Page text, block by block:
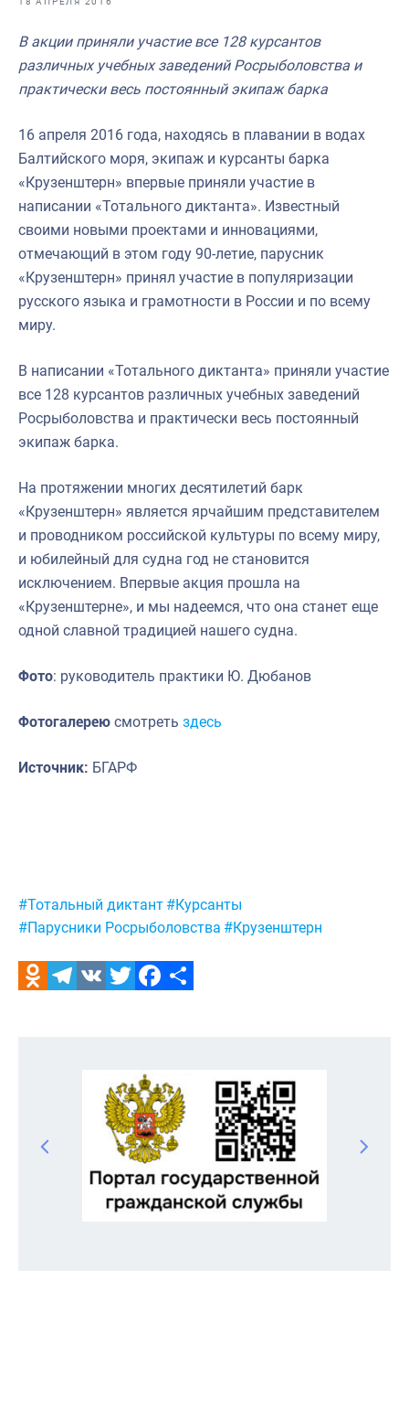
Выставки и конференции
Научно-практическая литература
Отрасль в цифрах
Инфографика
Укрепление духовно-нравственных ценностей
События в России и мире
В акции приняли участие все 128 курсантов
различных учебных заведений Росрыболовства и
практически весь постоянный экипаж барка
16 апреля 2016 года, находясь в плавании в водах
Балтийского моря, экипаж и курсанты барка
«Крузенштерн» впервые приняли участие в
написании «Тотального диктанта». Известный
своими новыми проектами и инновациями,
отмечающий в этом году 90-летие, парусник
«Крузенштерн» принял участие в популяризации
русского языка и грамотности в России и по всему
миру.
В написании «Тотального диктанта» приняли участие
все 128 курсантов различных учебных заведений
Росрыболовства и практически весь постоянный
экипаж барка.
На протяжении многих десятилетий барк
«Крузенштерн» является ярчайшим представителем
и проводником российской культуры по всему миру,
и юбилейный для судна год не становится
исключением. Впервые акция прошла на
«Крузенштерне», и мы надеемся, что она станет еще
одной славной традицией нашего судна.
Фото: руководитель практики Ю. Дюбанов
Фотогалерею смотреть здесь
Источник: БГАРФ
Метки:
#Тотальный диктант #Курсанты
#Парусники Росрыболовства #Крузенштерн